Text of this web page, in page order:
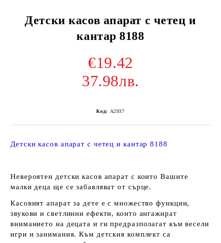
Детски касов апарат с четец и
кантар 8188
€19.42
37.98лв.
Код: A2937
Детски касов апарат с четец и кантар 8188
Невероятен детски касов апарат с които Вашите
малки деца ще се забавляват от сърце.
Касовият апарат за дете е с множество функции,
звукови и светлинни ефекти, които ангажират
вниманието на децата и ги предразполагат към весели
игри и занимания. Към детския комплект са